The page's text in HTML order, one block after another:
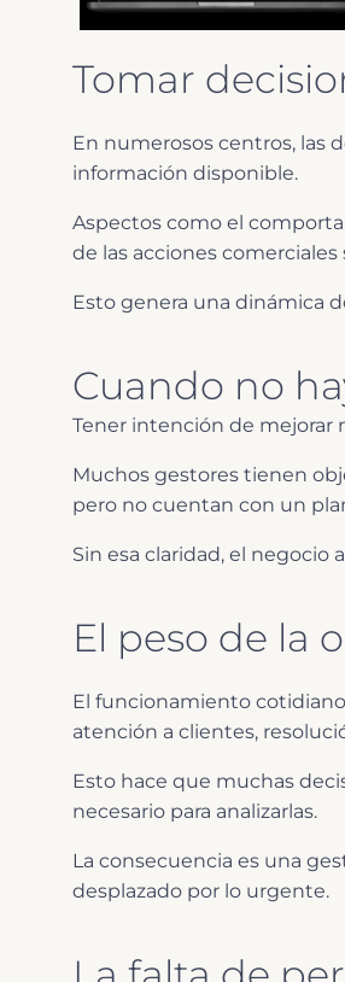
Tomar
En numerosos centros, las
información disponible.
Aspectos como el
de las acciones
Esto genera una dinámica
Cuando no
Tener intención de mejorar
Muchos gestores tienen
pero no cuentan con un
Sin esa claridad, el negocio
El peso de la
El funcionamiento
atención a clientes,
Esto hace que muchas
necesario para analizarlas.
La consecuencia es una
desplazado por lo urgente.